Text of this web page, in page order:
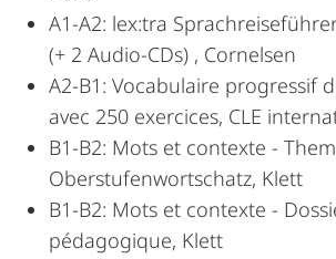
A1-A2: lex:tra
(+ 2 Audio-CDs) , Cornelsen
A2-B1: Vocabulaire progressif
avec 250 exercices, CLE
B1-B2: Mots et contexte -
Oberstufenwortschatz, Klett
B1-B2: Mots et contexte -
pédagogique, Klett